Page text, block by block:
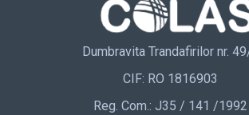
Dumbravita Trandafirilor nr.
CIF: RO 1816903
Reg. Com.: J35 / 141 /1992